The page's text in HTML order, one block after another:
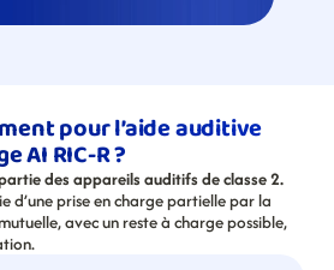
pour l’aide auditive
AI RIC-R ?
des appareils auditifs de classe 2.
d’une prise en charge partielle par la
avec un reste à charge possible,